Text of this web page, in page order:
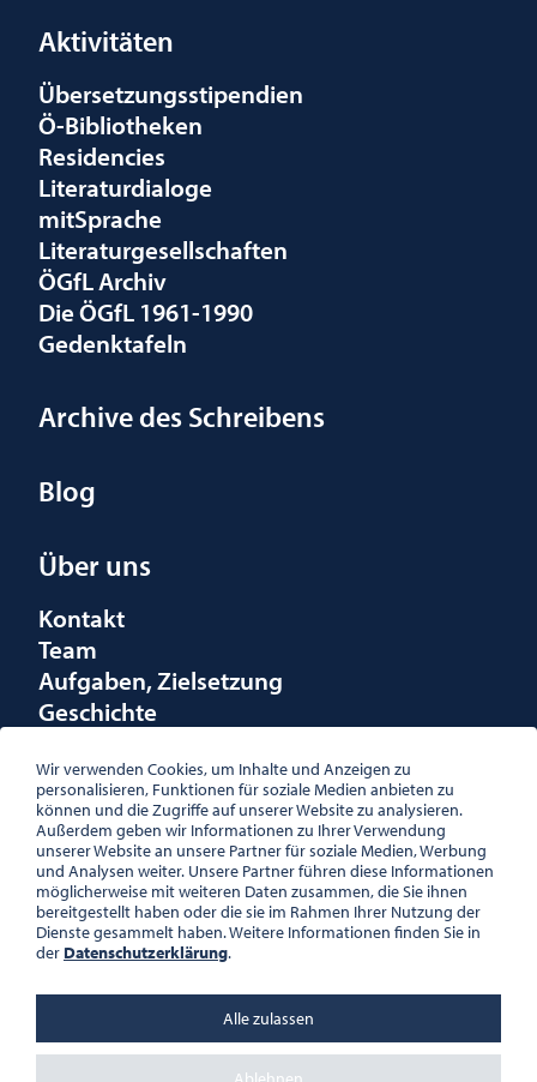
Aktivitäten
Übersetzungsstipendien
Ö-Bibliotheken
Residencies
Literaturdialoge
mitSprache
Literaturgesellschaften
ÖGfL Archiv
Die ÖGfL 1961-1990
Gedenktafeln
Archive des Schreibens
Blog
Über uns
Kontakt
Team
Aufgaben, Zielsetzung
Geschichte
Förderungen
Logo
ÖSTERREICHISCHE
GESELLSCHAFT FÜR LITERATUR
PALAIS WILCZEK, HERRENGASSE
ZVR-NR.: 508018443
Wir verwenden Cookies, um Inhalte und Anzeigen zu
personalisieren, Funktionen für soziale Medien anbieten zu
können und die Zugriffe auf unserer Website zu analysieren.
Außerdem geben wir Informationen zu Ihrer Verwendung
unserer Website an unsere Partner für soziale Medien, Werbung
und Analysen weiter. Unsere Partner führen diese Informationen
möglicherweise mit weiteren Daten zusammen, die Sie ihnen
bereitgestellt haben oder die sie im Rahmen Ihrer Nutzung der
Dienste gesammelt haben. Weitere Informationen finden Sie in
der Datenschutzerklärung.
Alle zulassen